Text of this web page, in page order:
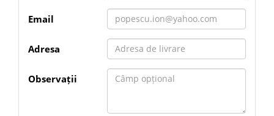
Email
Adresa
Observații